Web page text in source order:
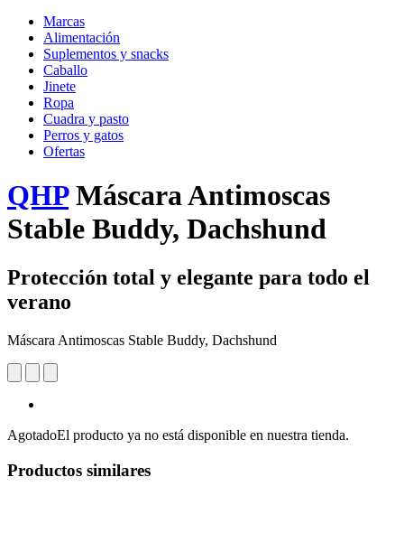
Marcas
Alimentación
Suplementos y snacks
Caballo
Jinete
Ropa
Cuadra y pasto
Perros y gatos
Ofertas
QHPMáscara Antimoscas
Stable Buddy, Dachshund
Protección total y elegante para todo el
verano
Máscara Antimoscas Stable Buddy, Dachshund
AgotadoEl producto ya no está disponible en nuestra tienda.
Productos similares